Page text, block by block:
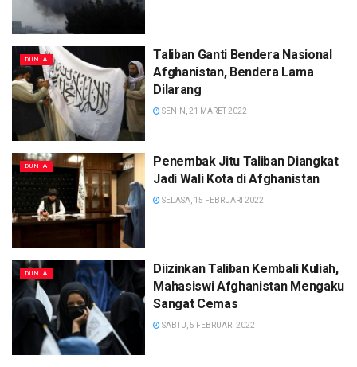
DUNIA
Taliban Ganti Bendera Nasional
Afghanistan, Bendera Lama
Dilarang
SENIN, 21 MARET 2022
DUNIA
Penembak Jitu Taliban Diangkat
Jadi Wali Kota di Afghanistan
SELASA, 15 FEBRUARI 2022
DUNIA
Diizinkan Taliban Kembali Kuliah,
Mahasiswi Afghanistan Mengaku
Sangat Cemas
SABTU, 5 FEBRUARI 2022